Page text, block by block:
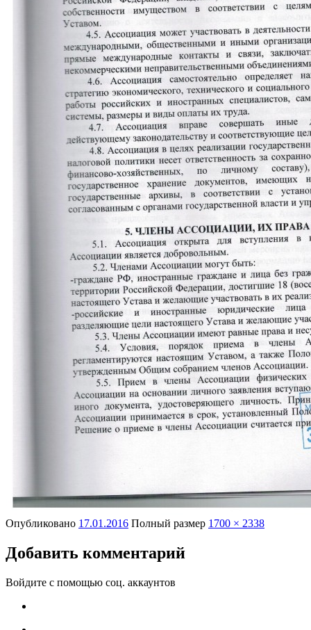
Опубликовано 17.01.2016 Полный размер 1700 × 2338
Добавить комментарий
Войдите с помощью соц. аккаунтов